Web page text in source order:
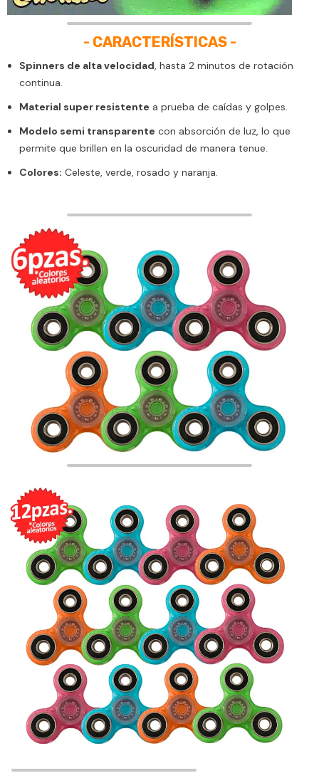
- CARACTERÍSTICAS -
Spinners de alta velocidad, hasta 2 minutos de rotación
continua.
Material super resistente a prueba de caídas y golpes.
Modelo semi transparente con absorción de luz, lo que
permite que brillen en la oscuridad de manera tenue.
Colores: Celeste, verde, rosado y naranja.